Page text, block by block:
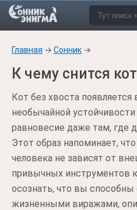
Главная → Сонник →
К чему снится
Кот без хвоста
необычайной
равновесие даже там, где
Этот образ напоминает,
человека не зависят от
привычных инструментов
осознать, что вы способны
жизненными виражами,